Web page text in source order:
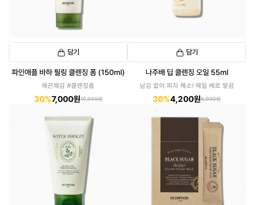
담기
파인애플 바하 필링 클렌징 폼 (150ml)
매끈쾌감 #클렌징폼
30%7,000원10,000원
담기
나주배 딥 클렌징 오일 55ml
남김 없이 피지 해소! 매일 배로 말끔
30%4,200원6,000원